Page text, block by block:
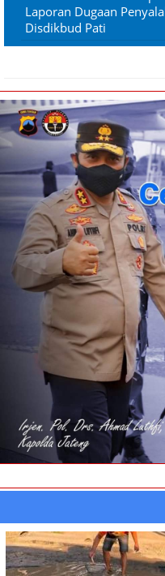
Laporan Dugaan
Disdikbud Pati